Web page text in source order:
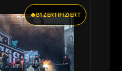
🔥B1 ZERTIFIZIERT